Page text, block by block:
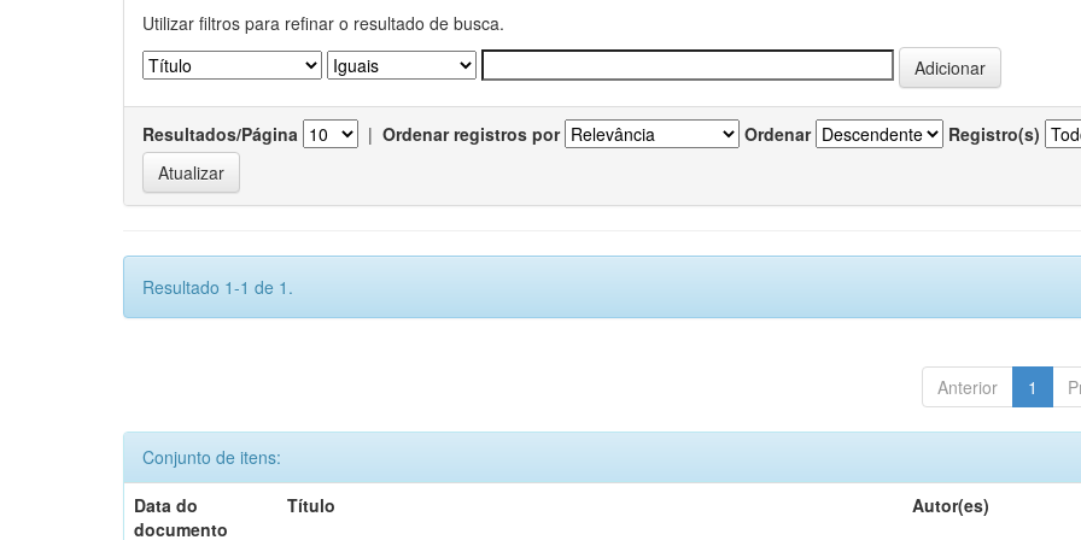
Utilizar filtros para refinar o resultado de busca.
Resultados/Página | Ordenar registros por Ordenar Registro(s)
Resultado 1-1 de 1.
Anterior 1
Conjunto de itens:
Data do
documento
Título Autor(es)